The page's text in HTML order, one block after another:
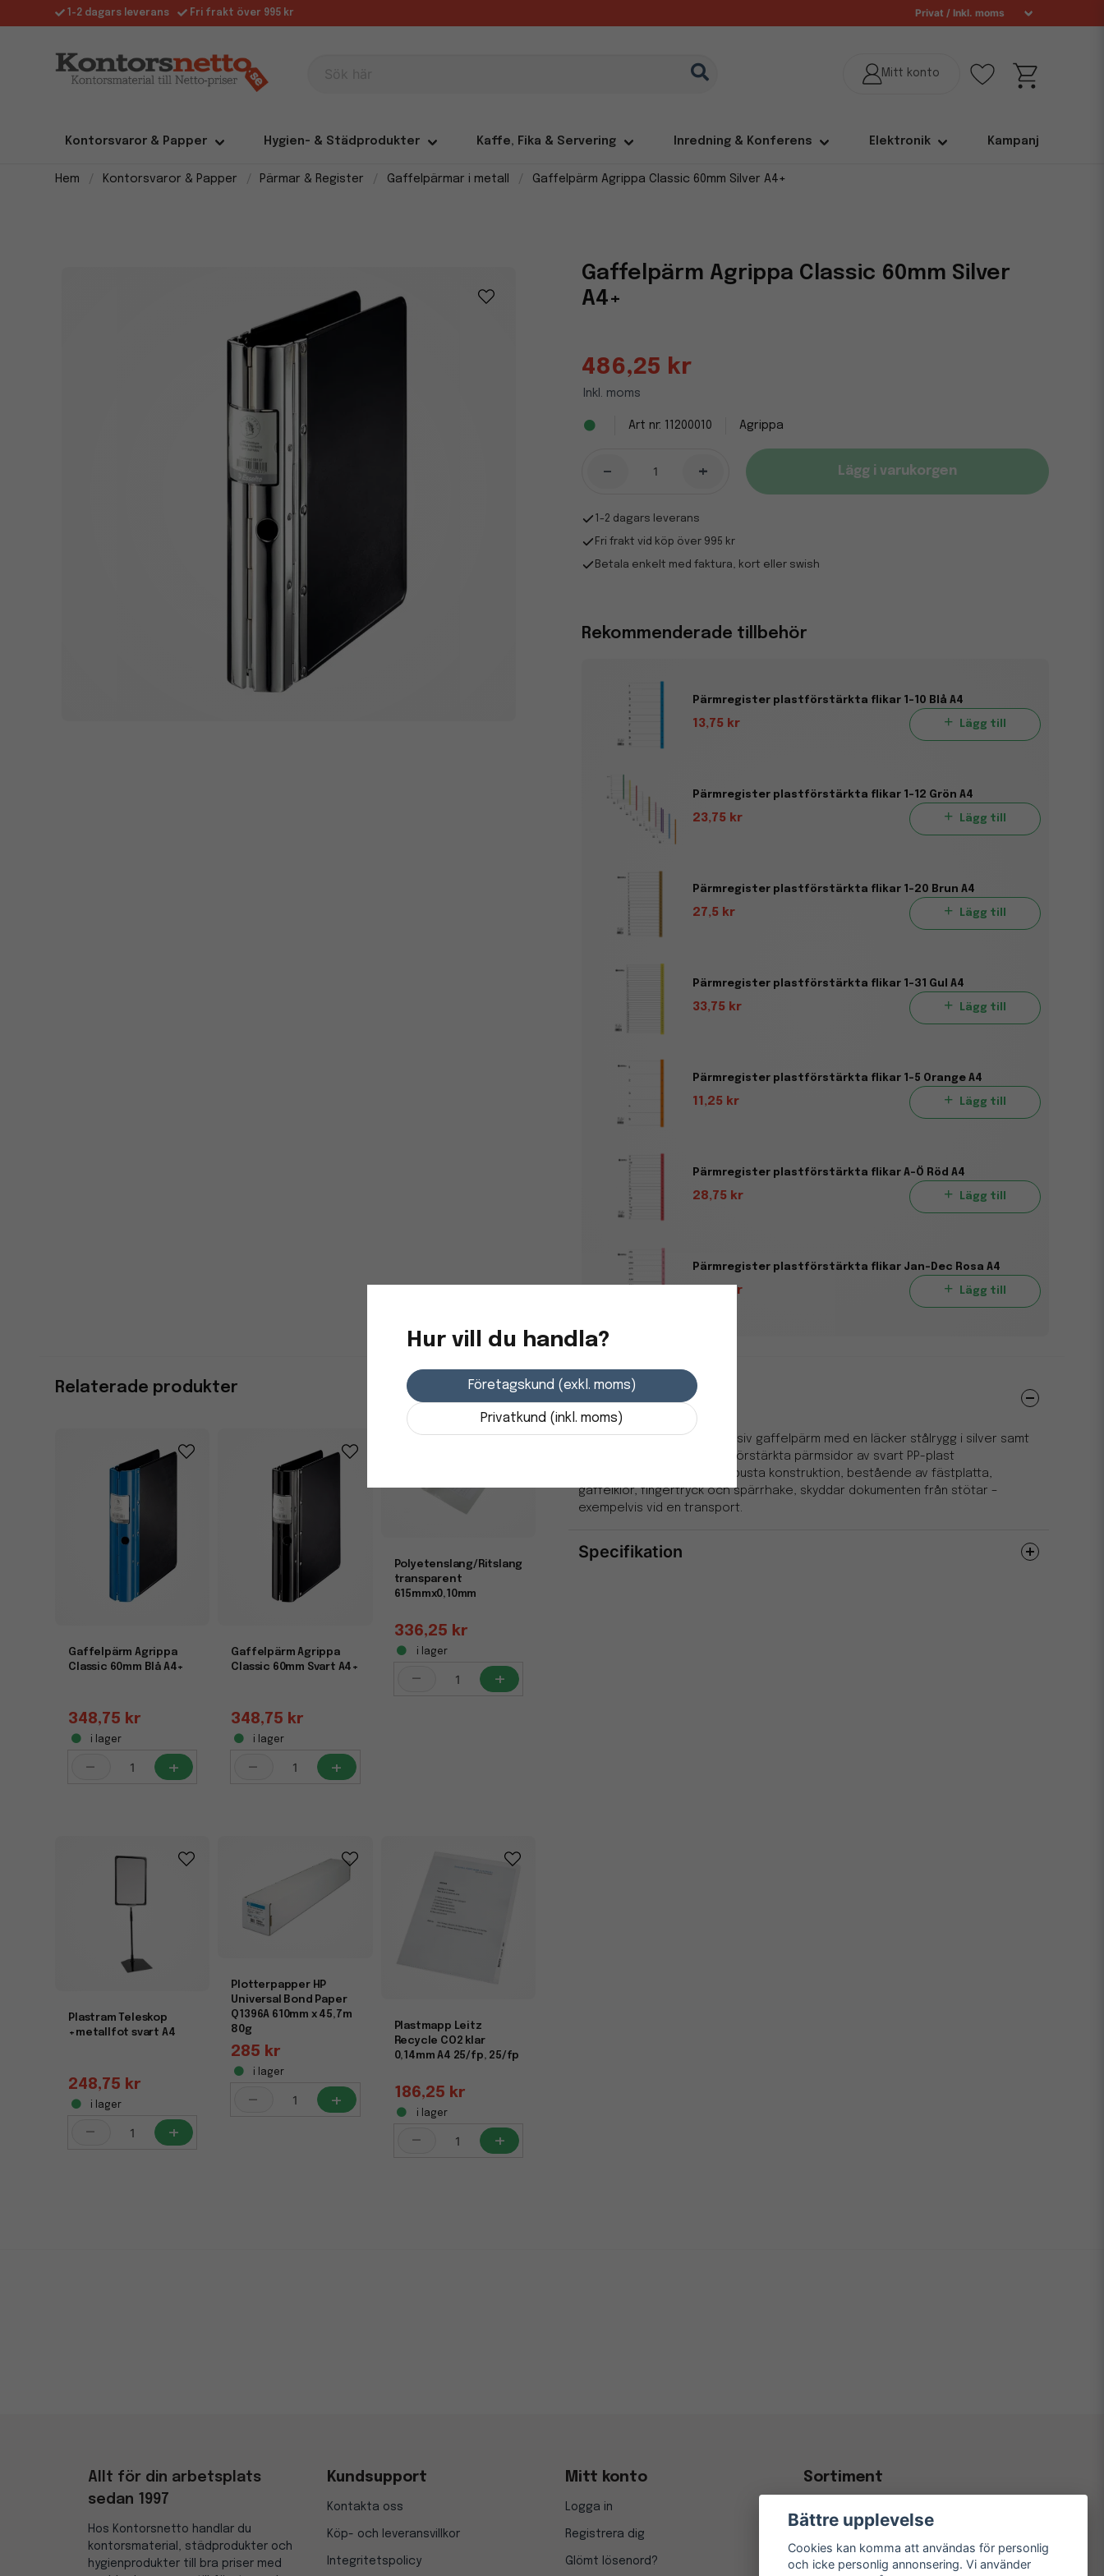
1-2 dagars leverans Fri frakt över 995 kr
Kontorsvaror & Papper Hygien- & Städprodukter Kaffe, Fika & Servering Inredning & Konferens Elektronik Kampanj
Hem Kontorsvaror & Papper Pärmar & Register Gaffelpärmar i metall Gaffelpärm Agrippa Classic 60mm Silver A4+
Gaffelpärm Agrippa Classic 60mm Silver
A4+
486,25 kr
Inkl. moms
11200010 Agrippa
- + Lägg i varukorgen
1-2 dagars leverans
Fri frakt vid köp över 995 kr
Betala enkelt med faktura, kort eller swish
Rekommenderade tillbehör
Pärmregister plastförstärkta flikar 1-10 Blå A4
13,75 kr Lägg till
Pärmregister plastförstärkta flikar 1-12 Grön A4
23,75 kr Lägg till
Pärmregister plastförstärkta flikar 1-20 Brun A4
27,5 kr Lägg till
Pärmregister plastförstärkta flikar 1-31 Gul A4
33,75 kr Lägg till
Pärmregister plastförstärkta flikar 1-5 Orange A4
11,25 kr Lägg till
Pärmregister plastförstärkta flikar A-Ö Röd A4
28,75 kr Lägg till
Pärmregister plastförstärkta flikar Jan-Dec Rosa A4
23,75 kr Lägg till
Relaterade produkter
Gaffelpärm Agrippa
Classic 60mm Blå A4+
348,75 kr
i lager
- +
Gaffelpärm Agrippa
Classic 60mm Svart A4+
348,75 kr
i lager
- +
Polyetenslang/Ritslang
transparent
615mmx0,10mm
336,25 kr
i lager
- +
Plastram Teleskop
+metallfot svart A4
248,75 kr
i lager
- +
Plotterpapper HP
Universal Bond Paper
Q1396A 610mm x 45,7m
80g
285 kr
i lager
- +
Plastmapp Leitz
Recycle CO2 klar
0,14mm A4 25/fp, 25/fp
186,25 kr
i lager
- +
Produktbeskrivning
Agrippa Exellent är en exklusiv gaffelpärm med en läcker stålrygg i silver samt
med extra breda och kantförstärkta pärmsidor av svart PP-plast
(Polypropylen). Pärmens robusta konstruktion, bestående av fästplatta,
gaffelklor, fingertryck och spärrhake, skyddar dokumenten från stötar –
exempelvis vid en transport.
Specifikation
Hur vill du handla?
Företagskund (exkl. moms)
Privatkund (inkl. moms)
Allt för din arbetsplats
sedan 1997
Hos Kontorsnetto handlar du
kontorsmaterial, städprodukter och
hygienprodukter till bra priser med
Kundsupport
Kontakta oss
Köp- och leveransvillkor
Integritetspolicy
Mitt konto
Logga in
Registrera dig
Glömt lösenord?
Sortiment
Hygien- & Städprodukter
Bättre upplevelse
Cookies kan komma att användas för personlig
och icke personlig annonsering. Vi använder